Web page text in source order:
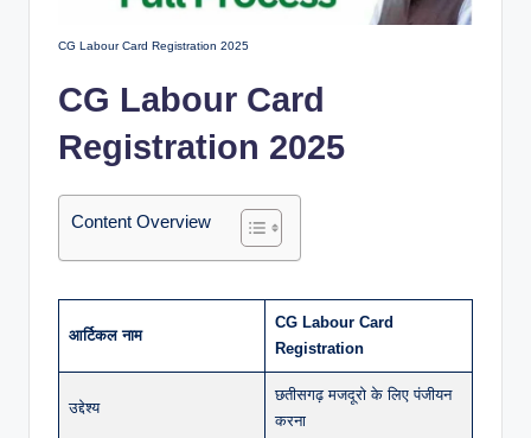
CG Labour Card Registration 2025
CG Labour Card
Registration 2025
Content Overview
आर्टिकल नाम
CG Labour Card
Registration
उद्देश्य
छतीसगढ़ मजदूरो के लिए पंजीयन
करना